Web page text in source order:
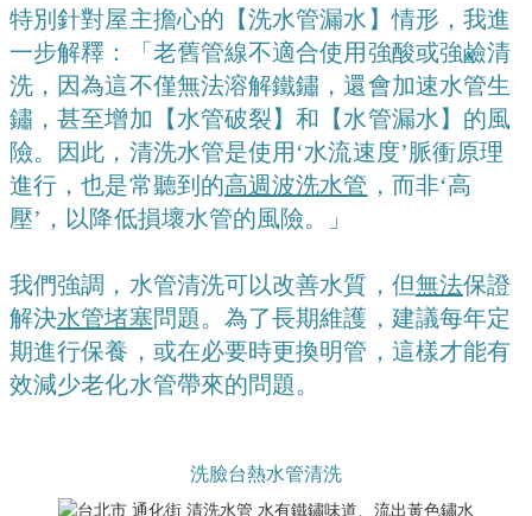
特別針對屋主擔心的【洗水管漏水】情形，我進
一步解釋：「老舊管線不適合使用強酸或強鹼清
洗，因為這不僅無法溶解鐵鏽，還會加速水管生
鏽，甚至增加【水管破裂】和【水管漏水】的風
險。因此，清洗水管是使用‘水流速度’脈衝原理
進行，也是常聽到的高週波洗水管 ，而非‘高
壓’，以降低損壞水管的風險。」
我們強調，水管清洗可以改善水質，但無法保證
解決水管堵塞問題。為了長期維護，建議每年定
期進行保養，或在必要時更換明管，這樣才能有
效減少老化水管帶來的問題。
洗臉台熱水管清洗